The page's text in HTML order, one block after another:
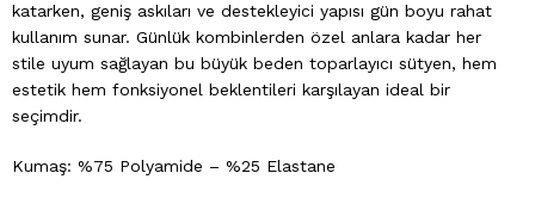
katarken, geniş askıları ve destekleyici yapısı gün boyu rahat
kullanım sunar. Günlük kombinlerden özel anlara kadar her
stile uyum sağlayan bu büyük beden toparlayıcı sütyen, hem
estetik hem fonksiyonel beklentileri karşılayan ideal bir
seçimdir.
Kumaş: %75 Polyamide – %25 Elastane